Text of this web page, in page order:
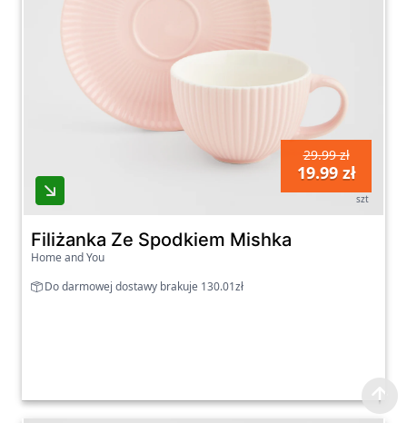
29.99 zł
19.99 zł
szt
Filiżanka Ze Spodkiem Mishka
Home and You
Do darmowej dostawy brakuje 130.01zł